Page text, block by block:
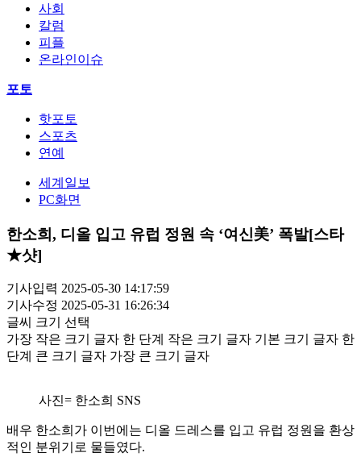
사회
칼럼
피플
온라인이슈
포토
핫포토
스포츠
연예
세계일보
PC화면
한소희, 디올 입고 유럽 정원 속 ‘여신美’ 폭발[스타
★샷]
기사입력 2025-05-30 14:17:59
기사수정 2025-05-31 16:26:34
글씨 크기 선택
가장 작은 크기 글자 한 단계 작은 크기 글자 기본 크기 글자 한
단계 큰 크기 글자 가장 큰 크기 글자
사진= 한소희 SNS
배우 한소희가 이번에는 디올 드레스를 입고 유럽 정원을 환상
적인 분위기로 물들였다.